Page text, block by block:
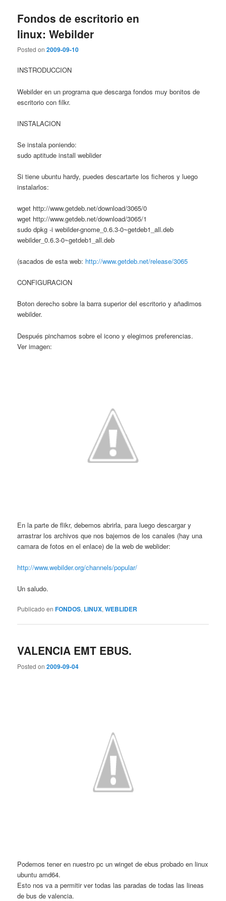
Fondos de escritorio en
linux: Webilder
Posted on2009-09-10
INSTRODUCCION
Webilder en un programa que descarga fondos muy bonitos de
escritorio con filkr.
INSTALACION
Se instala poniendo:
sudo aptitude install weblider
Si tiene ubuntu hardy, puedes descartarte los ficheros y luego
instalarlos:
wget http://www.getdeb.net/download/3065/0
wget http://www.getdeb.net/download/3065/1
sudo dpkg -i webilder-gnome_0.6.3-0~getdeb1_all.deb
webilder_0.6.3-0~getdeb1_all.deb
(sacados de esta web: http://www.getdeb.net/release/3065
CONFIGURACION
Boton derecho sobre la barra superior del escritorio y añadimos
webilder.
Después pinchamos sobre el icono y elegimos preferencias.
Ver imagen:
En la parte de flikr, debemos abrirla, para luego descargar y
arrastrar los archivos que nos bajemos de los canales (hay una
camara de fotos en el enlace) de la web de weblider:
http://www.webilder.org/channels/popular/
Un saludo.
Publicado en FONDOS, LINUX,WEBLIDER
VALENCIA EMT EBUS.
Posted on2009-09-04
Podemos tener en nuestro pc un winget de ebus probado en linux
ubuntu amd64.
Esto nos va a permitir ver todas las paradas de todas las lineas
de bus de valencia.